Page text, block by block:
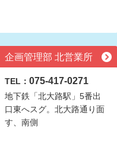
企画管理部 北営業所
TEL： 075-417-0271
地下鉄「北大路駅」5番出
口東へスグ。北大路通り面
す、南側